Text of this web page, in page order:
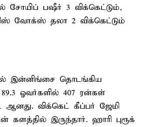
சோயிப் பஷீர் 3 விக்கெட்டும்,
வோக்ஸ் தலா 2 விக்கெட்டும்
இன்னிங்சை தொடங்கிய
ஓவர்களில் 407 ரன்கள்
ஆனது. விக்கெட் கீப்பர் ஜேமி
களத்தில் இருந்தார். ஹாரி புரூக்